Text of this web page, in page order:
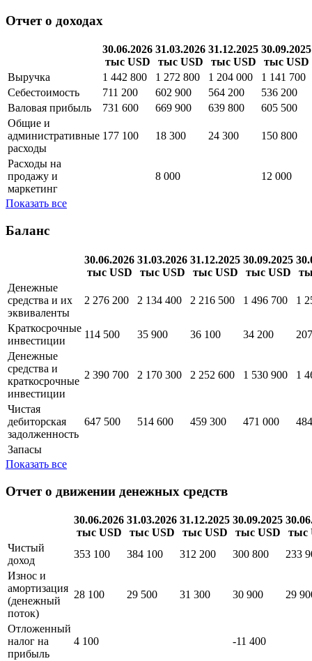
Отчет о доходах
30.06.2026
тыс USD
31.03.2026
тыс USD
31.12.2025
тыс USD
30.09.2025
тыс USD
Выручка
1 442 800 1 272 800 1 204 000
1 141 700
Себестоимость
711 200 602 900 564 200
536 200
Валовая прибыль
731 600 669 900 639 800
605 500
Общие и
административные
расходы
177 100 18 300 24 300 150 800
Расходы на
продажу и
маркетинг
8 000 12 000
Показать все
Баланс
30.06.2026
тыс USD
31.03.2026
тыс USD
31.12.2025
тыс USD
30.09.2025
тыс USD
Денежные
средства и их
эквиваленты
2 276 200 2 134 400 2 216 500 1 496 700 1
Краткосрочные
инвестиции
114 500 35 900 36 100 34 200
Денежные
средства и
краткосрочные
инвестиции
2 390 700 2 170 300 2 252 600 1 530 900 1
Чистая
дебиторская
задолженность
647 500 514 600 459 300 471 000
Запасы
Показать все
Отчет о движении денежных средств
30.06.2026
тыс USD
31.03.2026
тыс USD
31.12.2025
тыс USD
30.09.2025
тыс USD
тыс
Чистый
доход
353 100 384 100 312 200 300 800
233
Износ и
амортизация
(денежный
поток)
28 100 29 500 31 300 30 900 29
Отложенный
налог на
прибыль
4 100 -11 400